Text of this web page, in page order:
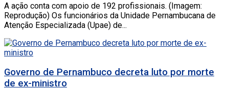
A ação conta com apoio de 192 profissionais. (Imagem:
Reprodução) Os funcionários da Unidade Pernambucana de
Atenção Especializada (Upae) de...
Governo de Pernambuco decreta luto por morte
de ex-ministro